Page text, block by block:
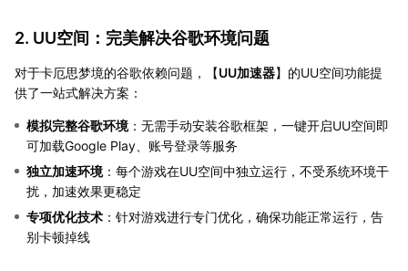
2. UU空间：完美解决谷歌环境问题
对于卡厄思梦境的谷歌依赖问题，【UU加速器】的UU空间功能提
供了一站式解决方案：
模拟完整谷歌环境：无需手动安装谷歌框架，一键开启UU空间即
可加载Google Play、账号登录等服务
独立加速环境：每个游戏在UU空间中独立运行，不受系统环境干
扰，加速效果更稳定
专项优化技术 ：针对游戏进行专门优化，确保功能正常运行，告
别卡顿掉线